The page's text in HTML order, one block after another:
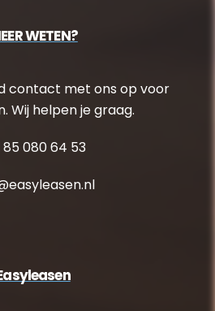
WETEN?
contact met ons op voor
Wij helpen je graag.
85 080 64 53